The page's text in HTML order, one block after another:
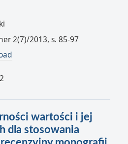
2(7)/2013, s. 85-97
wartości i jej
dla stosowania